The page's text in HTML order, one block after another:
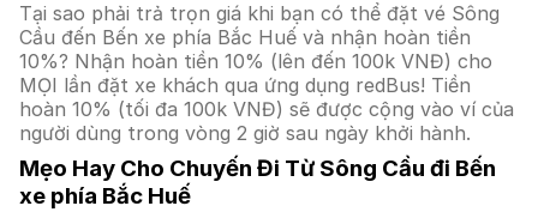
Tại sao phải trả trọn giá khi bạn có thể đặt vé Sông
Cầu đến Bến xe phía Bắc Huế và nhận hoàn tiền
10%? Nhận hoàn tiền 10% (lên đến 100k VNĐ) cho
MỌI lần đặt xe khách qua ứng dụng redBus! Tiền
hoàn 10% (tối đa 100k VNĐ) sẽ được cộng vào ví của
người dùng trong vòng 2 giờ sau ngày khởi hành.
Mẹo Hay Cho Chuyến Đi Từ Sông Cầu đi Bến
xe phía Bắc Huế